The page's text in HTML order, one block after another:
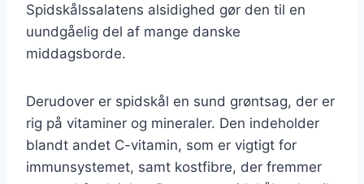
Spidskålssalatens alsidighed gør den til en
uundgåelig del af mange danske
middagsborde.
Derudover er spidskål en sund grøntsag, der er
rig på vitaminer og mineraler. Den indeholder
blandt andet C-vitamin, som er vigtigt for
immunsystemet, samt kostfibre, der fremmer